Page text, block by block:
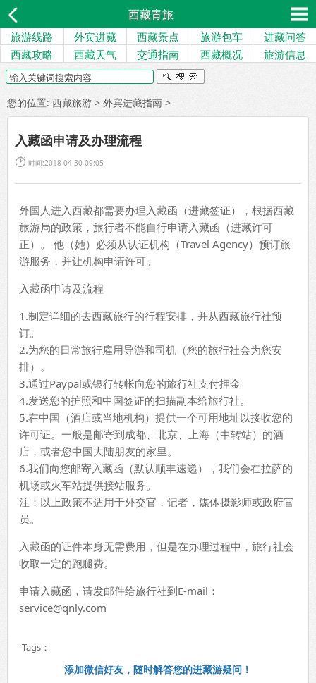
西藏青旅
旅游线路 外宾进藏 西藏景点 旅游包车
进藏问答
西藏攻略
西藏天气 交通指南 西藏概况 旅游信息
您的位置: 西藏旅游 > 外宾进藏指南 >
入藏函申请及办理流程
 时间:2018-04-30 09:05
外国人进入西藏都需要办理入藏函（进藏签证），根据西藏
旅游局的政策，旅行者不能自行申请入藏函（进藏许可
正）。 他（她）必须从认证机构（Travel Agency）预订旅
游服务，并让机构申请许可。
入藏函申请及流程
1.制定详细的去西藏旅行的行程安排，并从西藏旅行社预
订。
2.为您的日常旅行雇用导游和司机（您的旅行社会为您安
排）。
3.通过Paypal或银行转帐向您的旅行社支付押金
4.发送您的护照和中国签证的扫描副本给旅行社。
5.在中国（酒店或当地机构）提供一个可用地址以接收您的
许可证。一般是邮寄到成都、北京、上海（中转站）的酒
店，或者您中国大陆朋友的家里。
6.我们向您邮寄入藏函（默认顺丰速递），我们会在拉萨的
机场或火车站提供接站服务。
注：以上政策不适用于外交官，记者，媒体摄影师或政府官
员。
入藏函的证件本身无需费用，但是在办理过程中，旅行社会
收取一定的跑腿费。
申请入藏函，请发邮件给旅行社到E-mail：
service@qnly.com
Tags：
添加微信好友，随时解答您的进藏游疑问！